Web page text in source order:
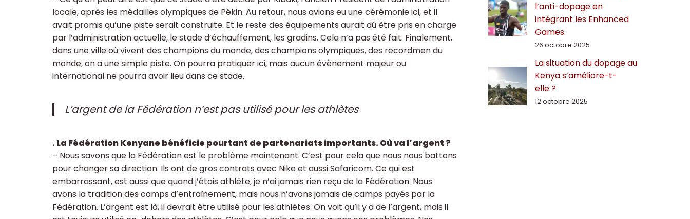
locale, après les médailles olympiques de Pékin. Au retour, nous avions eu une cérémonie ici, et il
avait promis qu’une piste serait construite. Et le reste des équipements aurait dû être pris en charge
par l’administration actuelle, le stade d’échauffement, les gradins. Cela n’a pas été fait. Finalement,
dans une ville où vivent des champions du monde, des champions olympiques, des recordmen du
monde, on a une simple piste. On pourra pratiquer ici, mais aucun évènement majeur ou
international ne pourra avoir lieu dans ce stade.
L’argent de la Fédération n’est pas utilisé pour les athlètes
. La Fédération Kenyane bénéficie pourtant de partenariats importants. Où va l’argent ?
– Nous savons que la Fédération est le problème maintenant. C’est pour cela que nous nous battons
pour changer sa direction. Ils ont de gros contrats avec Nike et aussi Safaricom. Ce qui est
embarrassant, est aussi que quand j’étais athlète, je n’ai jamais rien reçu de la Fédération. Nous
avons la tradition des camps d’entraînement, mais nous n’avons jamais de camps payés par la
Fédération. L’argent est là, il devrait être utilisé pour les athlètes. On voit qu’il y a de l’argent, mais il
l’anti-dopage en
intégrant les Enhanced
Games.
26 octobre 2025
La situation du dopage au
Kenya s’améliore-t-
elle ?
12 octobre 2025